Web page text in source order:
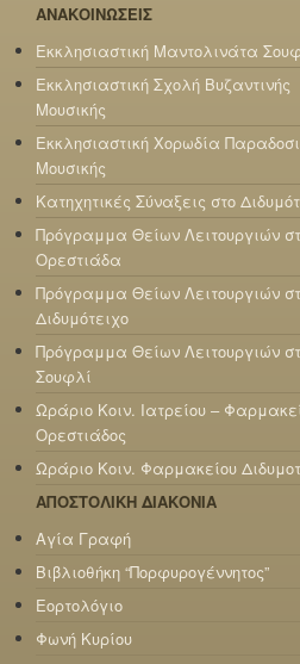
ΑΝΑΚΟΙΝΩΣΕΙΣ
Εκκλησιαστική Μαντολινάτα
Εκκλησιαστική Σχολή Βυζαντινής
Μουσικής
Εκκλησιαστική Χορωδία
Μουσικής
Κατηχητικές Σύναξεις στο
Πρόγραμμα Θείων Λειτουργιών
Ορεστιάδα
Πρόγραμμα Θείων Λειτουργιών
Διδυμότειχο
Πρόγραμμα Θείων Λειτουργιών
Σουφλί
Ωράριο Κοιν. Ιατρείου –
Ορεστιάδος
Ωράριο Κοιν. Φαρμακείου
ΑΠΟΣΤΟΛΙΚΗ ΔΙΑΚΟΝΙΑ
Αγία Γραφή
Βιβλιοθήκη “Πορφυρογέννητος”
Εορτολόγιο
Φωνή Κυρίου